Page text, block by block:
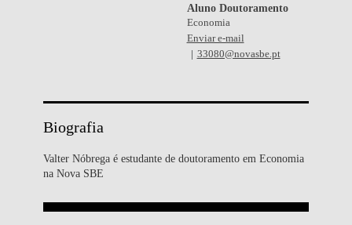
Aluno Doutoramento
Economia
Enviar e-mail
33080@novasbe.pt
Biografia
Valter Nóbrega é estudante de doutoramento em Economia
na Nova SBE